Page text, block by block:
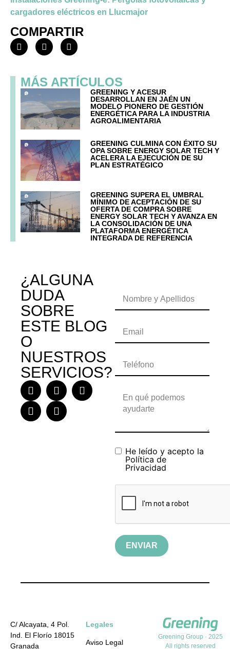
cargadores eléctricos en Llucmajor
COMPARTIR
MÁS ARTÍCULOS
GREENING Y ACESUR
DESARROLLAN EN JAÉN UN
MODELO PIONERO DE GESTIÓN
ENERGÉTICA PARA LA INDUSTRIA
AGROALIMENTARIA
GREENING CULMINA CON ÉXITO SU
OPA SOBRE ENERGY SOLAR TECH Y
ACELERA LA EJECUCIÓN DE SU
PLAN ESTRATÉGICO
GREENING SUPERA EL UMBRAL
MÍNIMO DE ACEPTACIÓN DE SU
OFERTA DE COMPRA SOBRE
ENERGY SOLAR TECH Y AVANZA EN
LA CONSOLIDACIÓN DE UNA
PLATAFORMA ENERGÉTICA
INTEGRADA DE REFERENCIA
¿ALGUNA
DUDA
SOBRE
ESTE BLOG
O
NUESTROS
SERVICIOS?
He leído y acepto la
Política de
Privacidad
ENVIAR
C/ Alcayata, 4 Pol.
Ind. El Florío 18015
Granada
Legales
Aviso Legal
Greening Group · 2025
All rights reserved